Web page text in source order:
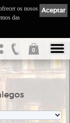
0
Aceptar
os nosos
das